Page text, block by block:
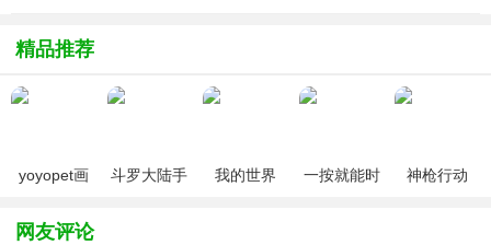
的大图片
辑功能，操作便捷，轻松上手，满足用户对图片的各种处理
需求，完全免费，有需要的用户赶快来下载2345看图王电脑
精品推荐
yoyopet画
（120帧超
高清）
斗罗大陆手
我的世界
一按就能时
神枪行动
网友评论